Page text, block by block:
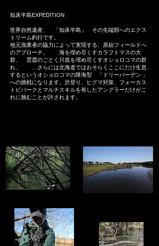
​知床半島EXPEDITION
世界自然遺産、 「知床半島」 その先端部へのエクス
トリーム釣行です。
地元漁業者の協力によって実現する、原始フィールドへ
のアプローチ。 海を埋め尽くすカラフトマスの大
群、 雲霞のごとく川底を埋め尽くすオショロコマの群
れ、 …さらには北海道ではおそらくここにだけ生息
するというオショロコマの降海型 「ドリーバーデン 」
への挑戦になります。沢登り、ヒグマ対策、フォーカス
トビバークとマルチスキルを有したアングラーだけがこ
れに挑むことが許されます。